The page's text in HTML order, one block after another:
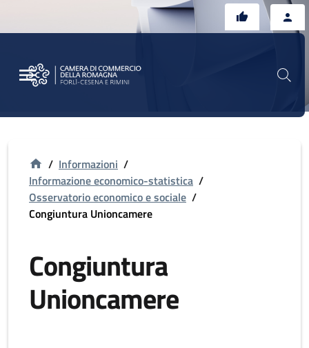
/ Informazioni /
Informazione economico-statistica /
Osservatorio economico e sociale /
Congiuntura Unioncamere
Congiuntura
Unioncamere